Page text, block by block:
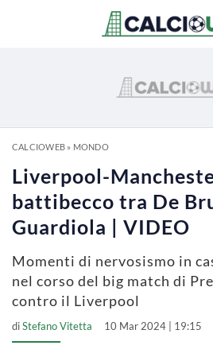
CALCIOWEB» MONDO
Liverpool-
battibecco tra De
Guardiola | VIDEO
Momenti di nervosismo in
nel corso del big match di
contro il Liverpool
diStefano Vitetta 10 Mar 2024 | 19:15